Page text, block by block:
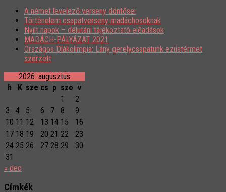
A német levelező verseny döntősei
Történelem csapatverseny madáchosoknak
Nyílt napok – délutáni tájékoztató előadások
MADÁCH-PÁLYÁZAT 2021
Országos Diákolimpia: Lány gerelycsapatunk ezüstérmet
szerzett
2026. augusztus
h
K sze cs p szo v
1
2
3
4 5 6 7 8
9
10 11 12 13 14 15
16
17 18 19 20 21 22
23
24 25 26 27 28 29
30
31
« dec
Címkék